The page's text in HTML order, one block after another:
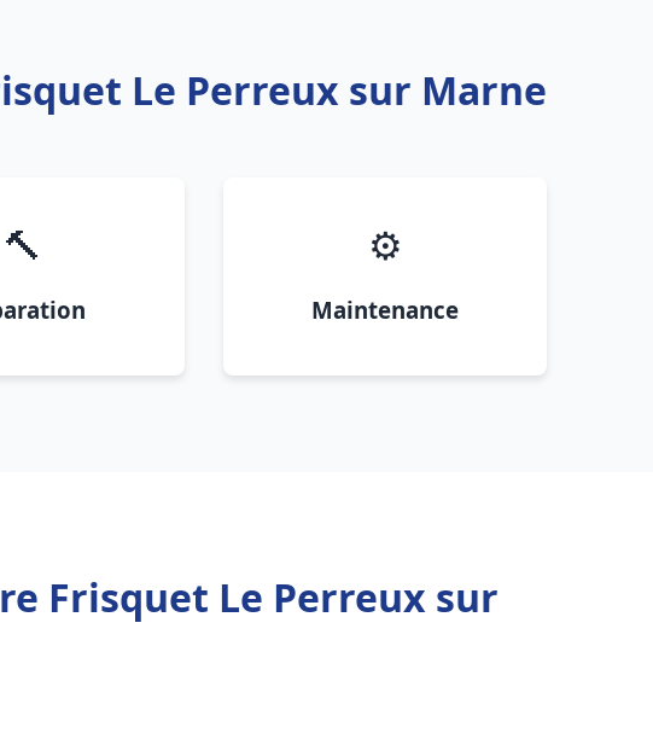
Le Perreux sur Marne
🔨 ⚙️
Maintenance
Frisquet Le Perreux sur